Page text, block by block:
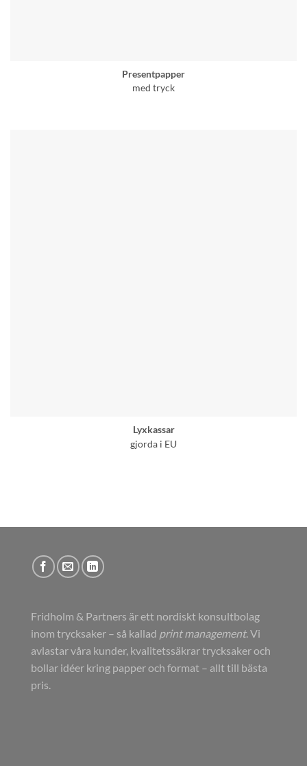
Presentpapper
med tryck
Lyxkassar
gjorda i EU
Fridholm & Partners är ett nordiskt konsultbolag
inom trycksaker – så kallad print management. Vi
avlastar våra kunder, kvalitetssäkrar trycksaker och
bollar idéer kring papper och format – allt till bästa
pris.